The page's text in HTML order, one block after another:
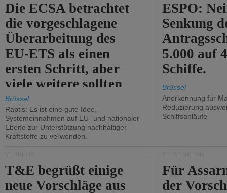
Die ECSA betrachtet
die vorgeschlagene
Überarbeitung des
EU-ETS als einen
ersten Schritt, aber
viele weitere sollten
folgen.
Brüssel
Raptis: Es ist eine gute Idee,
Systemeinnahmen auf EU- und nationaler
Ebene zur Unterstützung nachhaltiger
Kraftstoffe zu verwenden.
ESPO:
Senkung
5.000 auf
Schiffe.
Brüssel
Anerkennung für
Reduzierung
Schiffsanläufe
T&E begrüßt einige
neue Vorschläge aus
Für
der